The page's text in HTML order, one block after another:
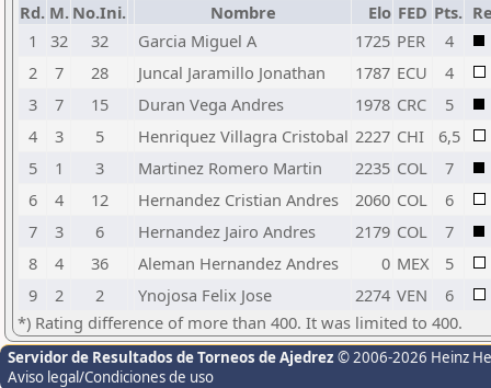
Rd. M. No.Ini. Nombre Elo FED Pts.
1
32 32 Garcia Miguel A 1725 PER
4
2
7 28 Juncal Jaramillo Jonathan 1787 ECU
4
3
7 15 Duran Vega Andres 1978 CRC
5
4
3 5 Henriquez Villagra Cristobal 2227 CHI
6,5
5
1 3 Martinez Romero Martin 2235 COL
7
6
4 12 Hernandez Cristian Andres 2060 COL
6
7
3 6 Hernandez Jairo Andres 2179 COL
7
8
4 36 Aleman Hernandez Andres 0 MEX
5
9
2 2 Ynojosa Felix Jose 2274 VEN
6
*) Rating difference of more than 400. It was limited to 400.
Servidor de Resultados de Torneos de Ajedrez © 2006-2026 Heinz
Aviso legal/Condiciones de uso